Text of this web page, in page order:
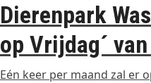
Dierenpark
op Vrijdag´
Eén keer per maand zal er